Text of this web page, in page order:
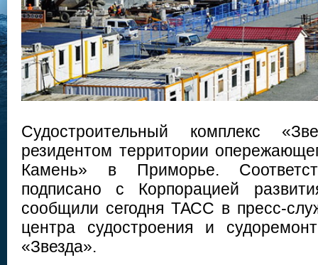
Cудостроительный комплекс
резидентом территории
Камень» в Приморье.
подписано с Корпорацией
сообщили сегодня ТАСС в пресс-
центра судостроения и
«Звезда».